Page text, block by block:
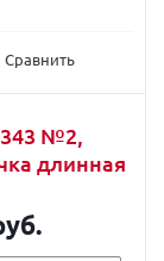
Сравнить
343 №2,
длинная